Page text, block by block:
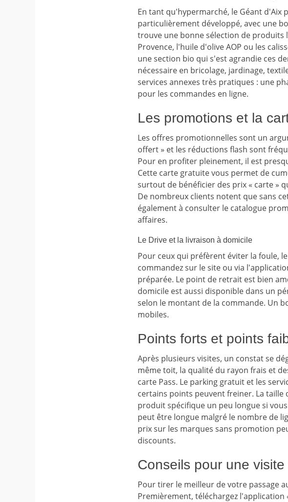
En tant qu'hypermarché, le Géant d'Aix
particulièrement développé, avec une
trouve une bonne sélection de produits
Provence, l'huile d'olive AOP ou les
une section bio qui s'est agrandie ces
nécessaire en bricolage, jardinage,
services annexes très pratiques : une
pour les commandes en ligne.
Les promotions et la
Les offres promotionnelles sont un
offert » et les réductions flash sont
Pour en profiter pleinement, il est
Cette carte gratuite vous permet de
surtout de bénéficier des prix « carte »
De nombreux clients notent que sans
également à consulter le catalogue
affaires.
Le Drive et la livraison à domicile
Pour ceux qui préfèrent éviter la foule,
commandez sur le site ou via
préparée. Le point de retrait est bien
domicile est aussi disponible dans un
selon le montant de la commande. Un
mobiles.
Points forts et points
Après plusieurs visites, un constat se
même toit, la qualité du rayon frais et
carte Pass. Le parking gratuit et les
certains points peuvent freiner. La
produit spécifique un peu longue si
peut être longue malgré le nombre de
prix sur les marques sans promotion
discounts.
Conseils pour une
Pour tirer le meilleur de votre passage
Premièrement, téléchargez l'application